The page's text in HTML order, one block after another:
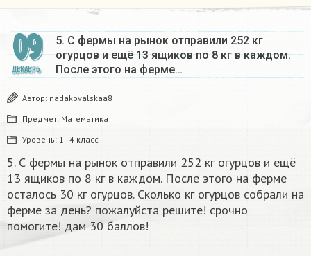
09
ДЕКАБРЬ
5. С фермы на рынок отправили 252 кг
огурцов и ещё 13 ящиков по 8 кг в каждом.
После этого на ферме…
Автор: nadakovalskaa8
Предмет: Математика
Уровень: 1 - 4 класс
5. С фермы на рынок отправили 252 кг огурцов и ещё
13 ящиков по 8 кг в каждом. После этого на ферме
осталось 30 кг огурцов. Сколько кг огурцов собрали на
ферме за день? пожалуйста решите! срочно
помогите! дам 30 баллов!​